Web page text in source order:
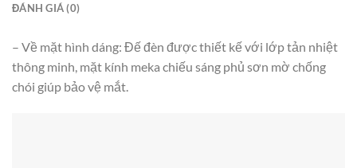
ĐÁNH GIÁ (0)
– Về mặt hình dáng: Đế đèn được thiết kế với lớp tản nhiệt
thông minh, mặt kính meka chiếu sáng phủ sơn mờ chống
chói giúp bảo vệ mắt.